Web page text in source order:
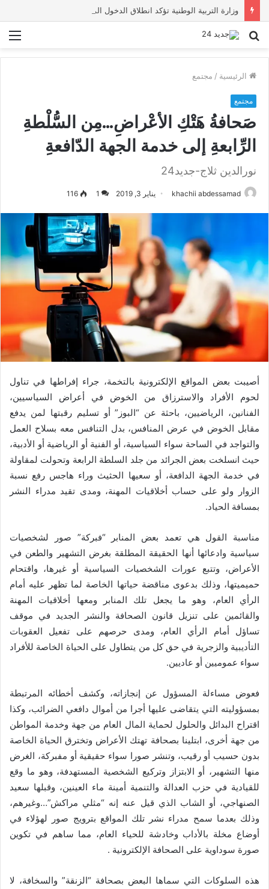
بحث
الرئيسية / مجتمع
مجتمع
صَحافةُ هَتْكِ الأعْراضِ…مِن السُّلْطةِ
الرِّابعةِ إلى خدمة الجهة الدّافعةِ
نورالدين ثلاج-جديد24
khachii abdessamad يناير 3, 2019 1
116
أصيبت بعض المواقع الإلكترونية بالتخمة، جراء إفراطها في تناول
لحوم الأفراد والاسترزاق من الخوض في أعراض السياسيين،
الفنانين، الرياضيين، باحثة عن “البوز” أو تسليم رقبتها لمن يدفع
مقابل الخوض في عرض المنافس، بدل التنافس معه بسلاح العمل
والتواجد في الساحة سواء السياسية، أو الفنية أو الرياضية أو الأدبية،
حيث انسلخت بعض الجرائد من جلد السلطة الرابعة وتحولت لمقاولة
في خدمة الجهة الدافعة، أو سعيها الحثيث وراء هاجس رفع نسبة
الزوار ولو على حساب أخلاقيات المهنة، ومدى تقيد مدراء النشر
بمسافة الحياد.
مناسبة القول هي تعمد بعض المنابر “فبركة” صور لشخصيات
سياسية وادعائها أنها الحقيقة المطلقة بغرض التشهير والطعن في
الأعراض، وتتبع عورات الشخصيات السياسية أو غيرها، واقتحام
حميميتها، وذلك بدعوى مناقضة حياتها الخاصة لما تظهر عليه أمام
الرأي العام، وهو ما يجعل تلك المنابر ومعها أخلاقيات المهنة
والقائمين على تنزيل قانون الصحافة والنشر الجديد في موقف
تساؤل أمام الرأي العام، ومدى حرصهم على تفعيل العقوبات
التأديبية والزجرية في حق كل من يتطاول على الحياة الخاصة للأفراد
سواء عموميين أو عاديين.
فعوض مساءلة المسؤول عن إنجازاته، وكشف أخطائه المرتبطة
بمسؤوليته التي يتقاضى عليها أجرا من أموال دافعي الضرائب، وكذا
اقتراح البدائل والحلول لحماية المال العام من جهة وخدمة المواطن
من جهة أخرى، ابتلينا بصحافة تهتك الأعراض وتخترق الحياة الخاصة
بدون حسيب أو رقيب، وتنشر صورا سواء حقيقية أو مفبركة، الغرض
منها التشهير، أو الابتزاز وتركيع الشخصية المستهدفة، وهو ما وقع
للقيادية في حزب العدالة والتنمية أمينة ماء العينين، وقبلها سعيد
الصنهاجي، أو الشاب الذي قيل عنه إنه “مثلي مراكش”…وغيرهم،
وذلك بعدما سمح مدراء نشر تلك المواقع بترويج صور لهؤلاء في
أوضاع مخلة بالأداب وخادشة للحياء العام، مما ساهم في تكوين
صورة سوداوية على الصحافة الإلكترونية .
هذه السلوكات التي سماها البعض بصحافة “الزنقة” والسخافة، لا